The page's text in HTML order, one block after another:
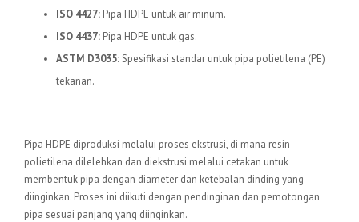
ISO 4427: Pipa HDPE untuk air minum.
ISO 4437: Pipa HDPE untuk gas.
ASTM D3035:Spesifikasi standar untuk pipa polietilena (PE)
tekanan.
Pipa HDPE diproduksi melalui proses ekstrusi, di mana resin
polietilena dilelehkan dan diekstrusi melalui cetakan untuk
membentuk pipa dengan diameter dan ketebalan dinding yang
diinginkan. Proses ini diikuti dengan pendinginan dan pemotongan
pipa sesuai panjang yang diinginkan.